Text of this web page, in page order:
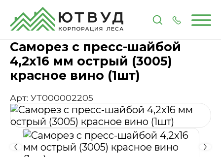
ГлавнаяКаталогМетизы и крепеж Саморез
Саморез с пресс-шайбой
4,2х16 мм острый (3005)
красное вино (1шт)
Арт: УТ000002205